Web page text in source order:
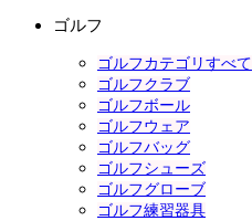
ゴルフ
ゴルフカテゴリすべて
ゴルフクラブ
ゴルフボール
ゴルフウェア
ゴルフバッグ
ゴルフシューズ
ゴルフグローブ
ゴルフ練習器具